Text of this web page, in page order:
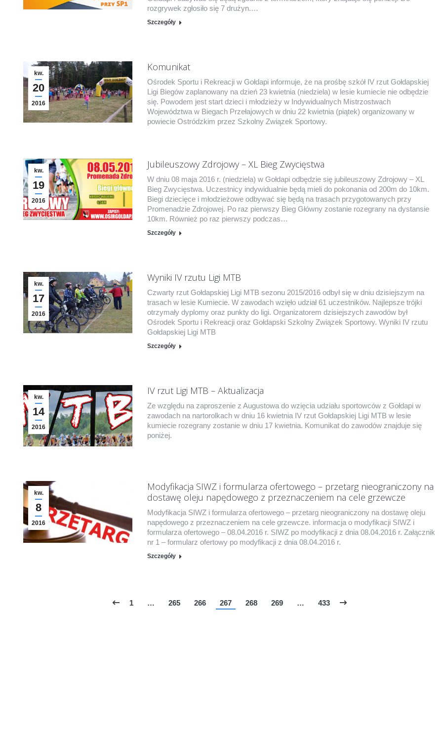
rozgrywek zgłosiło się 7 drużyn.…
Szczegóły
kw.
20
2016
Komunikat
Ośrodek Sportu i Rekreacji w Gołdapi informuje, że na prośbę szkół IV rzut Gołdapskiej
Ligi Biegów zaplanowany na dzień 23 kwietnia (niedziela) w lesie kumiecie nie odbędzie
się. Powodem jest start dzieci i młodzieży w Indywidualnych Mistrzostwach
Województwa w Biegach Przełajowych w dniu 22 kwietnia (piątek) organizowany w
powiecie Ostródzkim przez Szkolny Związek Sportowy.
kw.
19
2016
Jubileuszowy Zdrojowy – XL Bieg Zwycięstwa
W dniu 08 maja 2016 r. (niedziela) w Gołdapi odbędzie się jubileuszowy Zdrojowy – XL
Bieg Zwycięstwa. Uczestnicy indywidualnie będą mieli do pokonania od 200m do 10km.
Biegi dziecięce i młodzieżowe odbywać się będą na trasach przygotowanych przy
Promenadzie Zdrojowej. Po raz pierwszy Bieg Główny zostanie rozegrany na dystansie
10km. Również po raz pierwszy podczas…
Szczegóły
kw.
17
2016
Wyniki IV rzutu Ligi MTB
Czwarty rzut Gołdapskiej Ligi MTB sezonu 2015/2016 odbył się w dniu dzisiejszym na
trasach w lesie Kumiecie. W zawodach wzięło udział 61 uczestników. Najlepsze trójki
otrzymały dyplomy oraz punkty do ligi. Organizatorem dzisiejszych zawodów był
Ośrodek Sportu i Rekreacji oraz Gołdapski Szkolny Związek Sportowy. Wyniki IV rzutu
Gołdapskiej Ligi MTB
Szczegóły
kw.
14
2016
IV rzut Ligi MTB – Aktualizacja
Ze względu na zaproszenie z Augustowa do wzięcia udziału sportowców z Gołdapi w
zawodach na nartorolkach w dniu 16 kwietnia IV rzut Gołdapskiej Ligi MTB w lesie
kumiecie rozegrany zostanie w dniu 17 kwietnia. Komunikat do zawodów znajduje się
poniżej.
kw.
8
2016
Modyfikacja SIWZ i formularza ofertowego – przetarg nieograniczony na
dostawę oleju napędowego z przeznaczeniem na cele grzewcze
Modyfikacja SIWZ i formularza ofertowego – przetarg nieograniczony na dostawę oleju
napędowego z przeznaczeniem na cele grzewcze. informacja o modyfikacji SIWZ i
formularza ofertowego – 08.04.2016 r. SIWZ po modyfikacji z dnia 08.04.2016 r. Załącznik
nr 1 – formularz ofertowy po modyfikacji z dnia 08.04.2016 r.
Szczegóły
1 … 265 266 267 268 269 … 433